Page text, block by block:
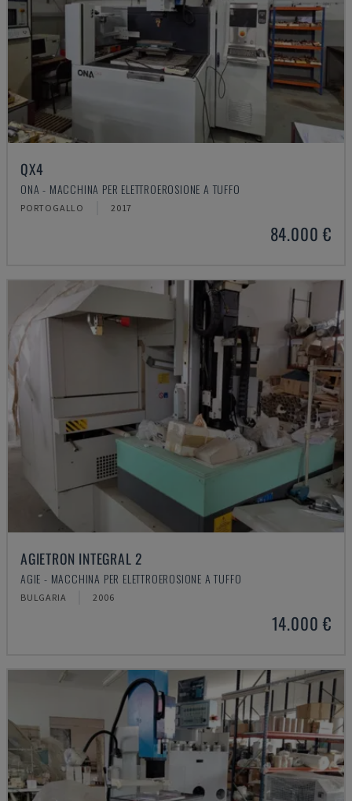
QX4
ONA - MACCHINA PER ELETTROEROSIONE A TUFFO
PORTOGALLO 2017
84.000 €
AGIETRON INTEGRAL 2
AGIE - MACCHINA PER ELETTROEROSIONE A TUFFO
BULGARIA 2006
14.000 €